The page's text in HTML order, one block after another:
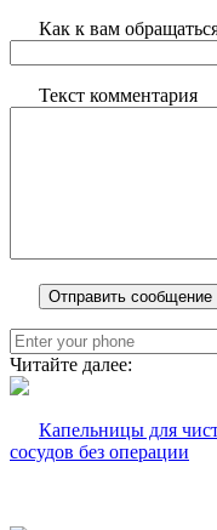
Как к вам
Текст комментария
Читайте далее:
Капельницы для
сосудов без операции